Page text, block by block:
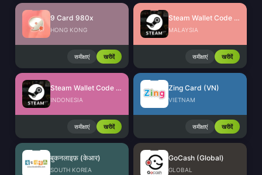
9 Card 980x
HONG KONG
समीक्षाएं खरीदें
Steam Wallet Code (MYR)
MALAYSIA
समीक्षाएं खरीदें
Steam Wallet Code (IDR)
INDONESIA
समीक्षाएं खरीदें
Zing Card (VN)
VIETNAM
समीक्षाएं खरीदें
बुकनलाइफ़ (केआर)
SOUTH KOREA
GoCash (Global)
GLOBAL